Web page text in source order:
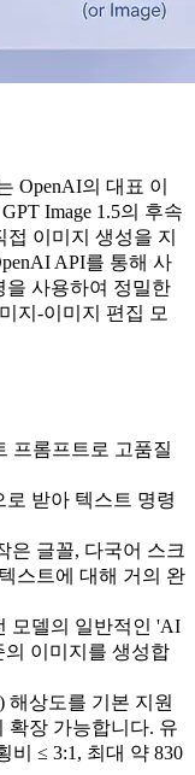
OpenAI의 대표 이
Image 1.5의 후속
이미지 생성을 지
API를 통해 사
을 사용하여 정밀한
지-이미지 편집 모
프롬프트로 고품질
받아 텍스트 명령
은 글꼴, 다국어 스크
스트에 대해 거의 완
모델의 일반적인 'AI
이미지를 생성합
해상도를 기본 지원
확장 가능합니다. 유
비 ≤ 3:1, 최대 약 830